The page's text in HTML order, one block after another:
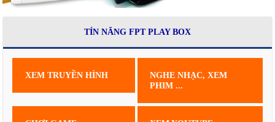
TÍN NĂNG FPT PLAY BOX
XEM TRUYỀN HÌNH
NGHE NHẠC, XEM
PHIM ...